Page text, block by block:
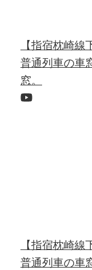
【指宿枕崎
普通列車の車
窓。
【指宿枕崎
普通列車の車